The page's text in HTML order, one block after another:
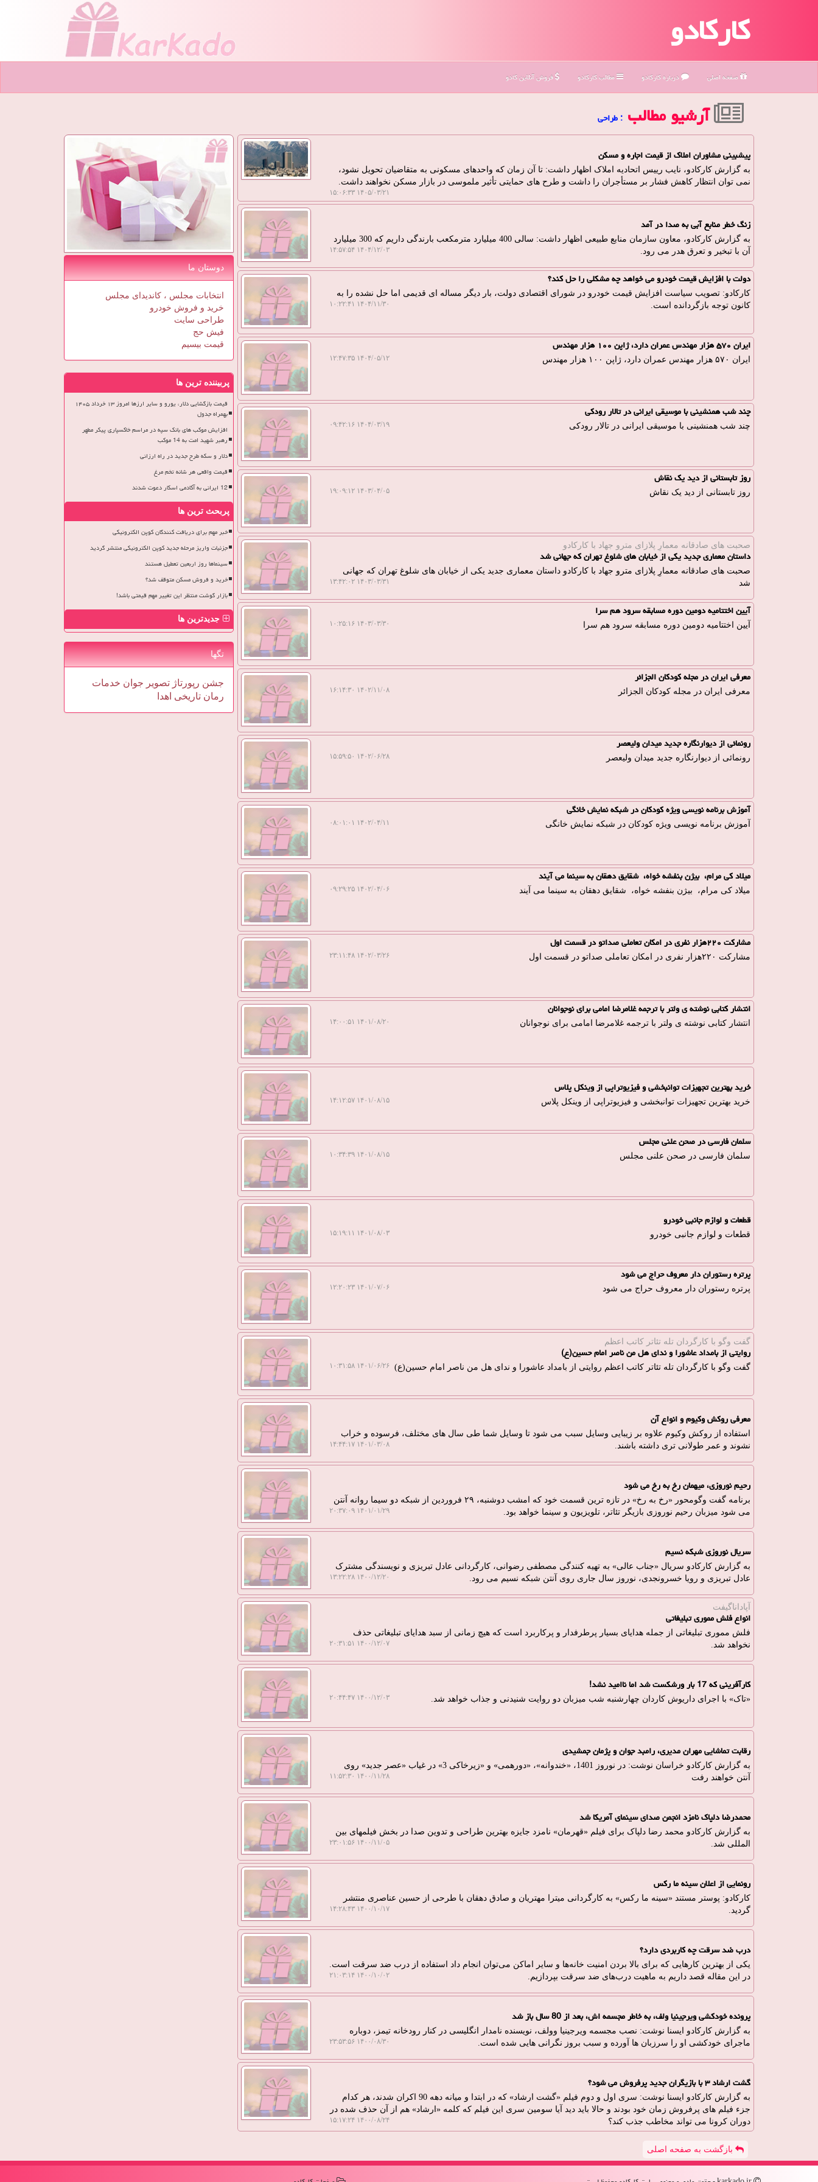
کارکادو
صفحه اصلی درباره كاركادو مطالب كاركادو فروش آنلاین کادو
آرشیو مطالب : طراحی
پیشبینی مشاوران املاک از قیمت اجاره و مسکن
به گزارش کارکادو، نایب رییس اتحادیه املاک اظهار داشت: تا آن زمان که واحدهای مسکونی به متقاضیان تحویل نشود،
نمی توان انتظار کاهش فشار بر مستأجران را داشت و طرح های حمایتی تأثیر ملموسی در بازار مسکن نخواهند داشت.
۱۴۰۵/۰۳/۲۱ ۱۵:۰۶:۳۳
زنگ خطر منابع آبی به صدا در آمد
به گزارش کارکادو، معاون سازمان منابع طبیعی اظهار داشت: سالی 400 میلیارد مترمکعب بارندگی داریم که 300 میلیارد
آن با تبخیر و تعرق هدر می رود.
۱۴۰۴/۱۲/۰۳ ۱۴:۵۷:۵۴
دولت با افزایش قیمت خودرو می خواهد چه مشکلی را حل کند؟
کارکادو: تصویب سیاست افزایش قیمت خودرو در شورای اقتصادی دولت، بار دیگر مساله ای قدیمی اما حل نشده را به
کانون توجه بازگردانده است.
۱۴۰۴/۱۱/۳۰ ۱۰:۲۲:۴۱
ایران ۵۷۰ هزار مهندس عمران دارد، ژاپن ۱۰۰ هزار مهندس
ایران ۵۷۰ هزار مهندس عمران دارد، ژاپن ۱۰۰ هزار مهندس ۱۴۰۴/۰۵/۱۲ ۱۲:۴۷:۳۵
چند شب همنشینی با موسیقی ایرانی در تالار رودکی
چند شب همنشینی با موسیقی ایرانی در تالار رودکی ۱۴۰۴/۰۳/۱۹ ۰۹:۴۲:۱۶
روز تابستانی از دید یک نقاش
روز تابستانی از دید یک نقاش ۱۴۰۳/۰۴/۰۵ ۱۹:۰۹:۱۲
صحبت های صادقانه معمارِ پلازای مترو جهاد با كاركادو
داستان معماری جدید یکی از خیابان های شلوغ تهران که جهانی شد
صحبت های صادقانه معمارِ پلازای مترو جهاد با كاركادو داستان معماری جدید یکی از خیابان های شلوغ تهران که جهانی
شد
۱۴۰۳/۰۳/۳۱ ۱۳:۴۲:۰۲
آیین اختتامیه دومین دوره مسابقه سرود هم سرا
آیین اختتامیه دومین دوره مسابقه سرود هم سرا ۱۴۰۳/۰۳/۳۰ ۱۰:۲۵:۱۶
معرفی ایران در مجله کودکان الجزائر
معرفی ایران در مجله کودکان الجزائر ۱۴۰۲/۱۱/۰۸ ۱۶:۱۴:۳۰
رونمائی از دیوارنگاره جدید میدان ولیعصر
رونمائی از دیوارنگاره جدید میدان ولیعصر ۱۴۰۲/۰۶/۲۸ ۱۵:۵۹:۵۰
آموزش برنامه نویسی ویژه کودکان در شبکه نمایش خانگی
آموزش برنامه نویسی ویژه کودکان در شبکه نمایش خانگی ۱۴۰۲/۰۴/۱۱ ۰۸:۰۱:۰۱
میلاد کی مرام، بیژن بنفشه خواه، شقایق دهقان به سینما می آیند
میلاد کی مرام، بیژن بنفشه خواه، شقایق دهقان به سینما می آیند ۱۴۰۲/۰۴/۰۶ ۰۹:۲۹:۲۵
مشارکت ۲۲۰هزار نفری در امکان تعاملی صداتو در قسمت اول
مشارکت ۲۲۰هزار نفری در امکان تعاملی صداتو در قسمت اول ۱۴۰۲/۰۳/۲۶ ۲۳:۱۱:۴۸
انتشار کتابی نوشته ی ولتر با ترجمه غلامرضا امامی برای نوجوانان
انتشار کتابی نوشته ی ولتر با ترجمه غلامرضا امامی برای نوجوانان ۱۴۰۱/۰۸/۲۰ ۱۴:۰۰:۵۱
خرید بهترین تجهیزات توانبخشی و فیزیوتراپی از وینکل پلاس
خرید بهترین تجهیزات توانبخشی و فیزیوتراپی از وینکل پلاس ۱۴۰۱/۰۸/۱۵ ۱۴:۱۲:۵۷
سلمان فارسی در صحن علنی مجلس
سلمان فارسی در صحن علنی مجلس ۱۴۰۱/۰۸/۱۵ ۱۰:۳۴:۳۹
قطعات و لوازم جانبی خودرو
قطعات و لوازم جانبی خودرو ۱۴۰۱/۰۸/۰۳ ۱۵:۱۹:۱۱
پرتره رستوران دار معروف حراج می شود
پرتره رستوران دار معروف حراج می شود ۱۴۰۱/۰۷/۰۶ ۱۲:۲۰:۲۳
گفت وگو با كارگردان تله تئاتر كاتب اعظم
روایتی از بامداد عاشورا و ندای هل من ناصر امام حسین(ع)
گفت وگو با كارگردان تله تئاتر كاتب اعظم روایتی از بامداد عاشورا و ندای هل من ناصر امام حسین(ع) ۱۴۰۱/۰۶/۲۶ ۱۰:۳۱:۵۸
معرفی روکش وکیوم و انواع آن
استفاده از روکش وکیوم علاوه بر زیبایی وسایل سبب می شود تا وسایل شما طی سال های مختلف، فرسوده و خراب
نشوند و عمر طولانی تری داشته باشند.
۱۴۰۱/۰۳/۰۸ ۱۴:۴۴:۱۷
رحیم نوروزی، میهمان رخ به رخ می شود
برنامه گفت وگومحور «رخ به رخ» در تازه ترین قسمت خود که امشب دوشنبه، ۲۹ فروردین از شبکه دو سیما روانه آنتن
می شود میزبان رحیم نوروزی بازیگر تئاتر، تلویزیون و سینما خواهد بود.
۱۴۰۱/۰۱/۲۹ ۲۰:۳۷:۰۹
سریال نوروزی شبکه نسیم
به گزارش کارکادو سریال «جناب عالی» به تهیه کنندگی مصطفی رضوانی، کارگردانی عادل تبریزی و نویسندگی مشترک
عادل تبریزی و رویا خسرونجدی، نوروز سال جاری روی آنتن شبکه نسیم می رود.
۱۴۰۰/۱۲/۲۰ ۱۳:۲۲:۲۸
آپاداناگیفت
انواع فلش مموری تبلیغاتی
فلش مموری تبلیغاتی از جمله هدایای بسیار پرطرفدار و پرکاربرد است که هیچ زمانی از سبد هدایای تبلیغاتی حذف
نخواهد شد.
۱۴۰۰/۱۲/۰۷ ۲۰:۳۱:۵۱
کارآفرینی که 17 بار ورشکست شد اما ناامید نشد!
«تاک» با اجرای داریوش کاردان چهارشنبه شب میزبان دو روایت شنیدنی و جذاب خواهد شد. ۱۴۰۰/۱۲/۰۳ ۲۰:۴۴:۴۷
رقابت تماشایی مهران مدیری، رامبد جوان و پژمان جمشیدی
به گزارش کارکادو خراسان نوشت: در نوروز 1401، «خندوانه»، «دورهمی» و «زیرخاکی 3» در غیاب «عصر جدید» روی
آنتن خواهند رفت
۱۴۰۰/۱۱/۲۸ ۱۱:۵۲:۳۰
محمدرضا دلپاک نامزد انجمن صدای سینمای آمریکا شد
به گزارش کارکادو محمد رضا دلپاک برای فیلم «قهرمان» نامزد جایزه بهترین طراحی و تدوین صدا در بخش فیلمهای بین
المللی شد.
۱۴۰۰/۱۱/۰۵ ۲۳:۰۱:۵۶
رونمایی از اعلان سینه ما رکس
کارکادو: پوستر مستند «سینه ما رکس» به کارگردانی میترا مهتریان و صادق دهقان با طرحی از حسین عناصری منتشر
گردید.
۱۴۰۰/۱۰/۱۷ ۱۴:۲۸:۴۳
درب ضد سرقت چه کاربردی دارد؟
یکی از بهترین کارهایی که برای بالا بردن امنیت خانه‌ها و سایر اماکن می‌توان انجام داد استفاده از درب ضد سرقت است.
در این مقاله قصد داریم به ماهیت درب‌های ضد سرقت بپردازیم.
۱۴۰۰/۱۰/۰۲ ۲۱:۰۳:۱۴
پرونده خودکشی ویرجینیا ولف، به خاطر مجسمه اش، بعد از 80 سال باز شد
به گزارش کارکادو ایسنا نوشت: نصب مجسمه ویرجینیا وولف، نویسنده نامدار انگلیسی در کنار رودخانه تیمز، دوباره
ماجرای خودکشی او را سرزبان ها آورده و سبب بروز نگرانی هایی شده است.
۱۴۰۰/۰۸/۳۰ ۲۳:۵۳:۵۶
گشت ارشاد ۳ با بازیگران جدید پرفروش می شود؟
به گزارش کارکادو ایسنا نوشت: سری اول و دوم فیلم «گشت ارشاد» که در ابتدا و میانه دهه 90 اکران شدند، هر کدام
جزء فیلم های پرفروش زمان خود بودند و حالا باید دید آیا سومین سری این فیلم که کلمه «ارشاد» هم از آن حذف شده در
دوران کرونا می تواند مخاطب جذب کند؟
۱۴۰۰/۰۸/۲۴ ۱۵:۱۷:۲۴
دوستان ما
انتخابات مجلس ، کاندیدای مجلس
خرید و فروش خودرو
طراحی سایت
فیش حج
قیمت بیسیم
پربیننده ترین ها
قیمت بازگشایی دلار، یورو و سایر ارزها امروز ۱۳ خرداد ۱۴۰۵
بهمراه جدول
افزایش موکب های بانک سپه در مراسم خاکسپاری پیکر مطهر
رهبر شهید امت به 14 موکب
دلار و سکه طرح جدید در راه ارزانی
قیمت واقعی هر شانه تخم مرغ
12 ایرانی به آکادمی اسکار دعوت شدند
پربحث ترین ها
خبر مهم برای دریافت کنندگان کوپن الکترونیکی
جزئیات واریز مرحله جدید کوپن الکترونیکی منتشر گردید
سینماها روز اربعین تعطیل هستند
خرید و فروش مسکن متوقف شد؟
بازار گوشت منتظر این تغییر مهم قیمتی باشد!
جدیدترین ها
تگها
جشن رپورتاژ تصویر جوان خدمات
رمان تاریخی اهدا
بازگشت به صفحه اصلی